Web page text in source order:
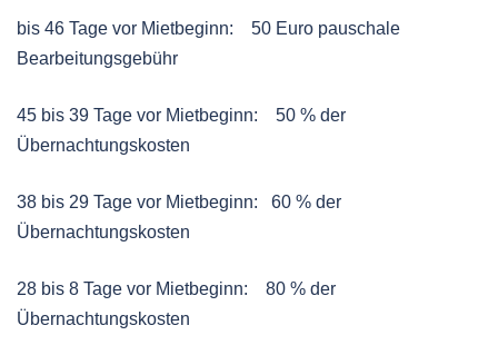
bis 46 Tage vor Mietbeginn: 50 Euro pauschale
Bearbeitungsgebühr
45 bis 39 Tage vor Mietbeginn: 50 % der
Übernachtungskosten
38 bis 29 Tage vor Mietbeginn: 60 % der
Übernachtungskosten
28 bis 8 Tage vor Mietbeginn: 80 % der
Übernachtungskosten